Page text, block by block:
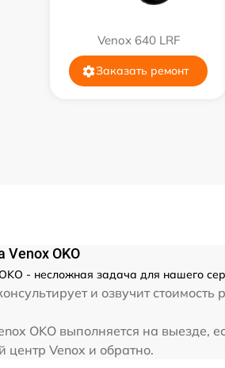
от
Venox 640 LRF
Заказать ремонт
Venox OKO
- несложная задача для нашего
и озвучит
OKO выполняется на
центр Venox и обратно.